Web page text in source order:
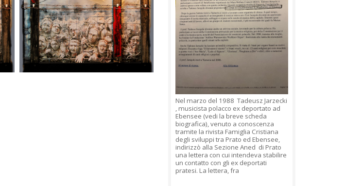
Nel marzo del 1988 Tadeusz Jarzecki
, musicista polacco ex deportato ad
Ebensee (vedi la breve scheda
biografica), venuto a conoscenza
tramite la rivista Famiglia Cristiana
degli sviluppi tra Prato ed Ebensee,
indirizzò alla Sezione Aned di Prato
una lettera con cui intendeva stabilire
un contatto con gli ex deportati
pratesi. La lettera, fra